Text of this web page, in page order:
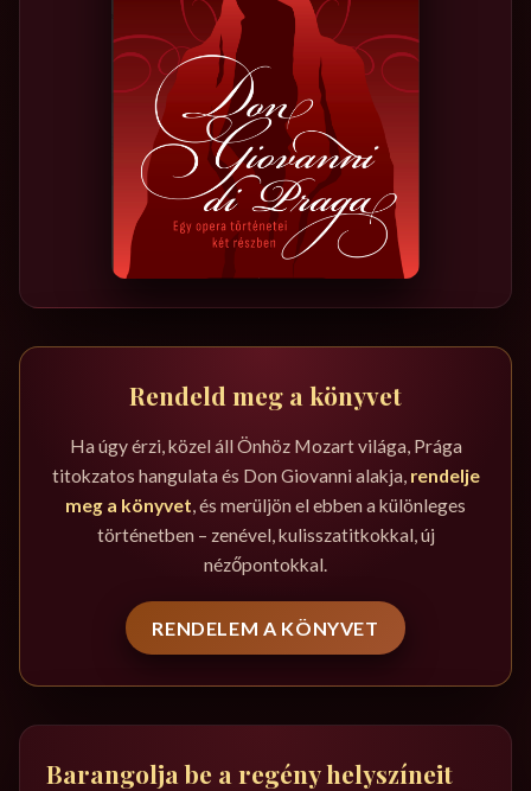
Rendeld meg a könyvet
Ha úgy érzi, közel áll Önhöz Mozart világa, Prága
titokzatos hangulata és Don Giovanni alakja, rendelje
meg a könyvet, és merüljön el ebben a különleges
történetben – zenével, kulisszatitkokkal, új
nézőpontokkal.
RENDELEM A KÖNYVET
Barangolja be a regény helyszíneit